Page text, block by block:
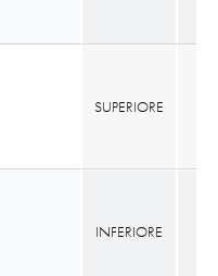
SUPERIORE
INFERIORE